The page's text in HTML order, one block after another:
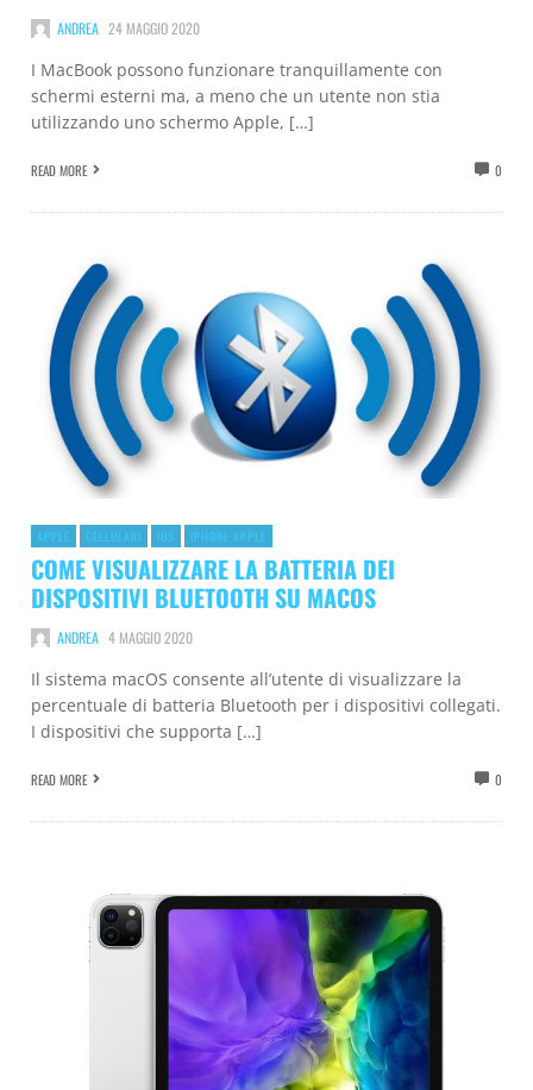
ANDREA 24 MAGGIO 2020
I MacBook possono funzionare tranquillamente con
schermi esterni ma, a meno che un utente non stia
utilizzando uno schermo Apple, […]
READ MORE 0
APPLE CELLULARI IOS IPHONE APPLE
COME VISUALIZZARE LA BATTERIA DEI
DISPOSITIVI BLUETOOTH SU MACOS
ANDREA 4 MAGGIO 2020
Il sistema macOS consente all’utente di visualizzare la
percentuale di batteria Bluetooth per i dispositivi collegati.
I dispositivi che supporta […]
READ MORE 0